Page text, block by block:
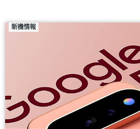
新機情報